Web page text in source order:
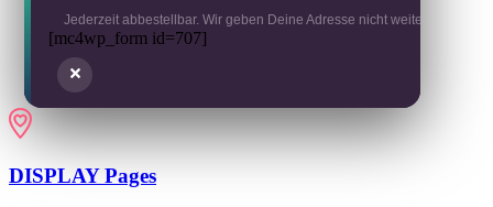
Jederzeit abbestellbar. Wir geben Deine Adresse nicht weiter.
[mc4wp_form id=707]
DISPLAY Pages